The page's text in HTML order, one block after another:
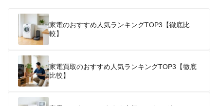
家電のおすすめ人気ランキングTOP3【徹底比
較】
家電買取のおすすめ人気ランキングTOP3【徹底
比較】